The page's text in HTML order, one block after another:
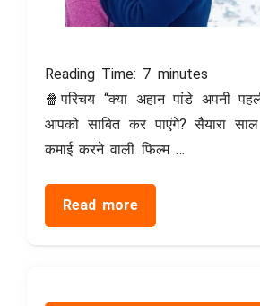
Reading Time: 7 minutes
🍿परिचय “क्या अहान पांडे अपनी
आपको साबित कर पाएंगे? सैयारा
कमाई करने वाली फिल्म …
Read more